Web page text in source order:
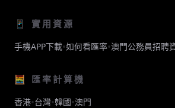
📱 實用資源
手機APP下載•如何看匯率•澳門公務員招聘
🧮 匯率計算機
香港•台灣•韓國•澳門